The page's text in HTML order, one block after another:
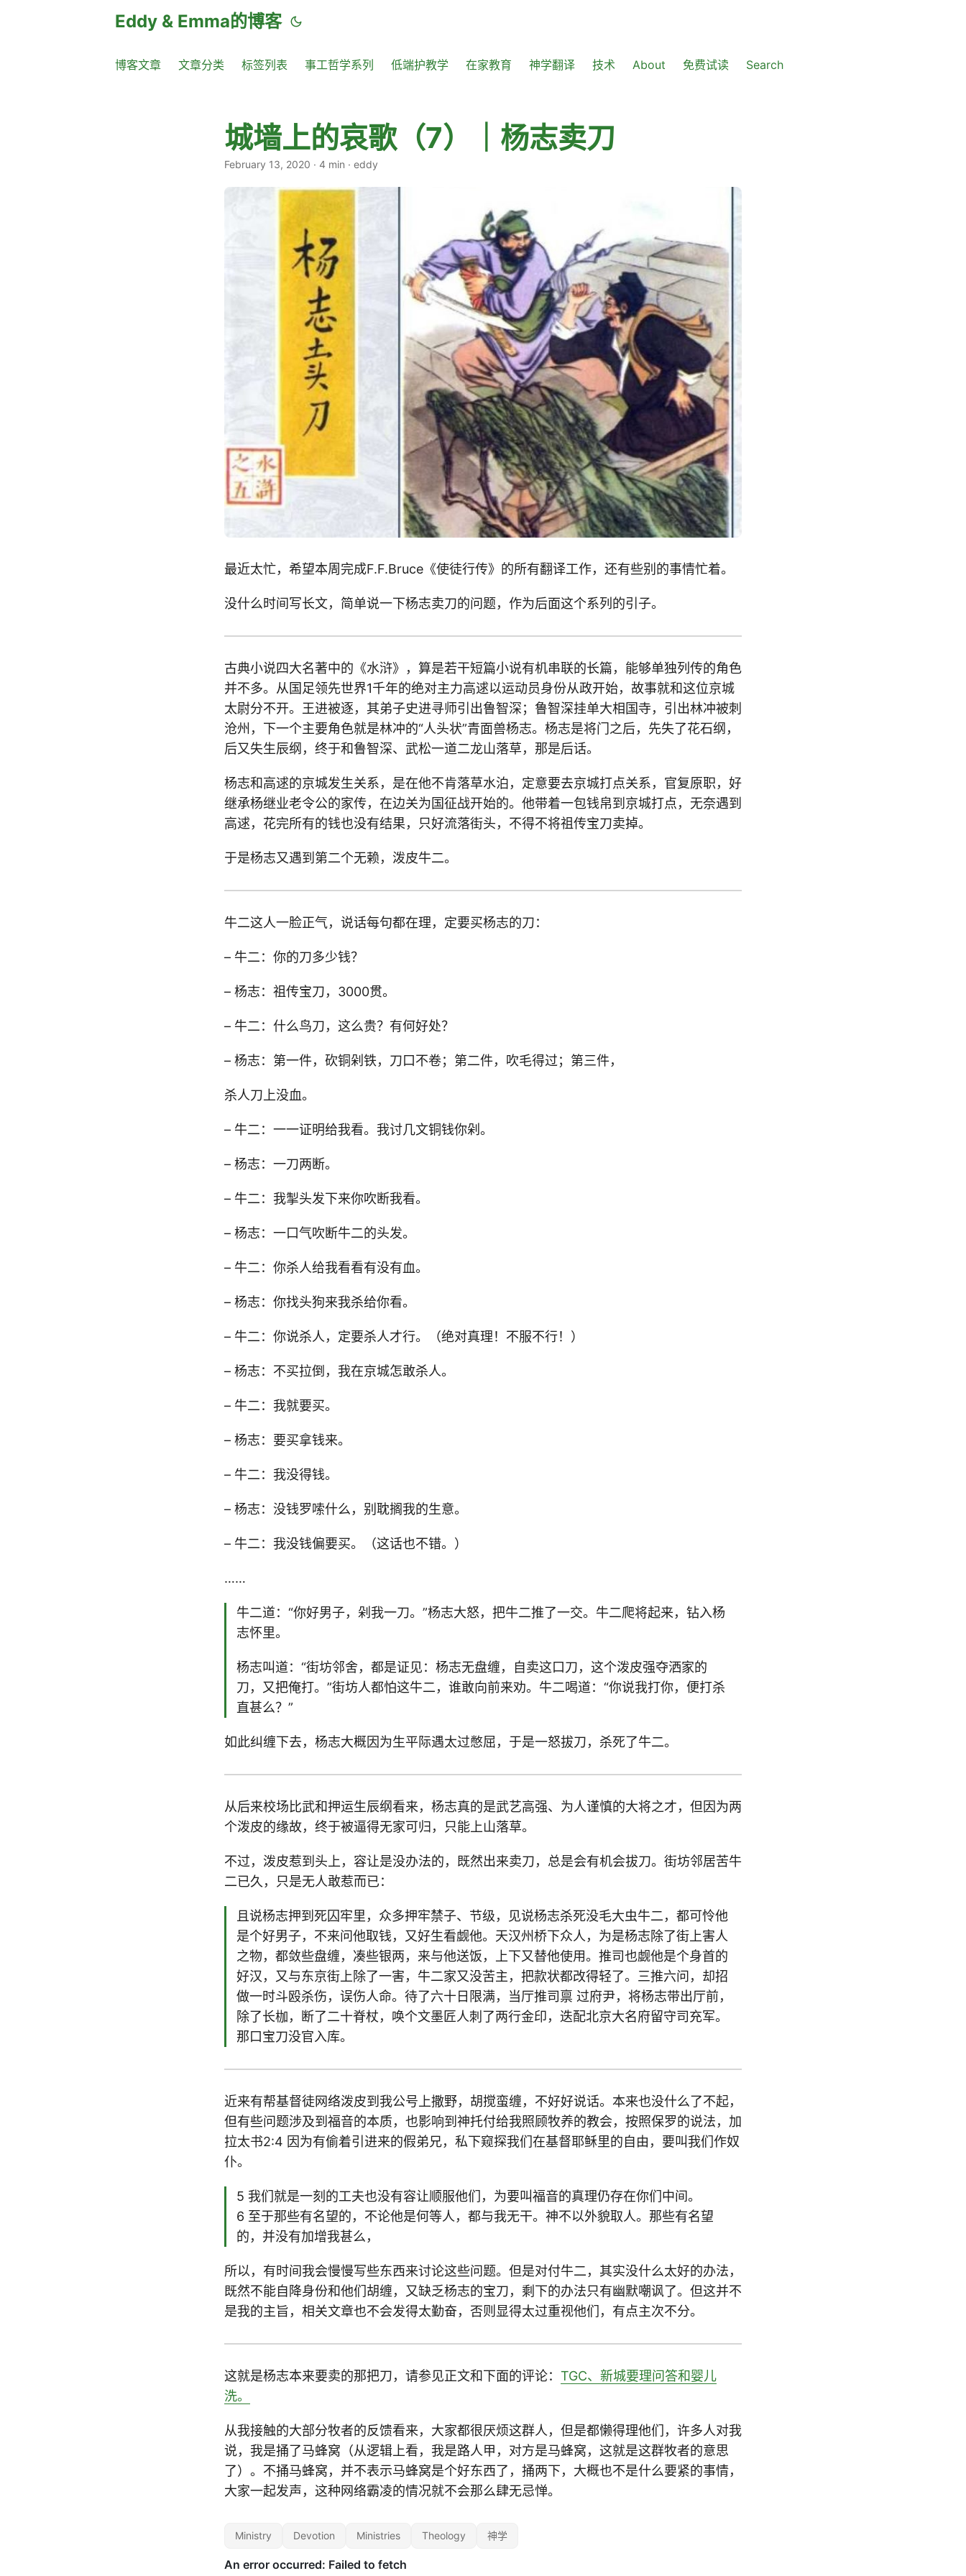
Eddy & Emma的博客
博客文章 文章分类 标签列表 事工哲学系列 低端护教学 在家教育 神学翻译 技术 About 免费试读 Search
城墙上的哀歌（7）｜杨志卖刀
February 13, 2020 · 4 min · eddy
最近太忙，希望本周完成F.F.Bruce《使徒行传》的所有翻译工作，还有些别的事情忙着。
没什么时间写长文，简单说一下杨志卖刀的问题，作为后面这个系列的引子。
古典小说四大名著中的《水浒》，算是若干短篇小说有机串联的长篇，能够单独列传的角色
并不多。从国足领先世界1千年的绝对主力高逑以运动员身份从政开始，故事就和这位京城
太尉分不开。王进被逐，其弟子史进寻师引出鲁智深；鲁智深挂单大相国寺，引出林冲被刺
沧州，下一个主要角色就是林冲的“人头状”青面兽杨志。杨志是将门之后，先失了花石纲，
后又失生辰纲，终于和鲁智深、武松一道二龙山落草，那是后话。
杨志和高逑的京城发生关系，是在他不肯落草水泊，定意要去京城打点关系，官复原职，好
继承杨继业老令公的家传，在边关为国征战开始的。他带着一包钱帛到京城打点，无奈遇到
高逑，花完所有的钱也没有结果，只好流落街头，不得不将祖传宝刀卖掉。
于是杨志又遇到第二个无赖，泼皮牛二。
牛二这人一脸正气，说话每句都在理，定要买杨志的刀：
– 牛二：你的刀多少钱？
– 杨志：祖传宝刀，3000贯。
– 牛二：什么鸟刀，这么贵？有何好处？
– 杨志：第一件，砍铜剁铁，刀口不卷；第二件，吹毛得过；第三件，
杀人刀上没血。
– 牛二：一一证明给我看。我讨几文铜钱你剁。
– 杨志：一刀两断。
– 牛二：我掣头发下来你吹断我看。
– 杨志：一口气吹断牛二的头发。
– 牛二：你杀人给我看看有没有血。
– 杨志：你找头狗来我杀给你看。
– 牛二：你说杀人，定要杀人才行。（绝对真理！不服不行！）
– 杨志：不买拉倒，我在京城怎敢杀人。
– 牛二：我就要买。
– 杨志：要买拿钱来。
– 牛二：我没得钱。
– 杨志：没钱罗嗦什么，别耽搁我的生意。
– 牛二：我没钱偏要买。（这话也不错。）
……
牛二道：“你好男子，剁我一刀。”杨志大怒，把牛二推了一交。牛二爬将起来，钻入杨
志怀里。
杨志叫道：“街坊邻舍，都是证见：杨志无盘缠，自卖这口刀，这个泼皮强夺洒家的
刀，又把俺打。”街坊人都怕这牛二，谁敢向前来劝。牛二喝道：“你说我打你，便打杀
直甚么？”
如此纠缠下去，杨志大概因为生平际遇太过憋屈，于是一怒拔刀，杀死了牛二。
从后来校场比武和押运生辰纲看来，杨志真的是武艺高强、为人谨慎的大将之才，但因为两
个泼皮的缘故，终于被逼得无家可归，只能上山落草。
不过，泼皮惹到头上，容让是没办法的，既然出来卖刀，总是会有机会拔刀。街坊邻居苦牛
二已久，只是无人敢惹而已：
且说杨志押到死囚牢里，众多押牢禁子、节级，见说杨志杀死没毛大虫牛二，都可怜他
是个好男子，不来问他取钱，又好生看觑他。天汉州桥下众人，为是杨志除了街上害人
之物，都敛些盘缠，凑些银两，来与他送饭，上下又替他使用。推司也觑他是个身首的
好汉，又与东京街上除了一害，牛二家又没苦主，把款状都改得轻了。三推六问，却招
做一时斗殴杀伤，误伤人命。待了六十日限满，当厅推司禀 过府尹，将杨志带出厅前，
除了长枷，断了二十脊杖，唤个文墨匠人刺了两行金印，迭配北京大名府留守司充军。
那口宝刀没官入库。
近来有帮基督徒网络泼皮到我公号上撒野，胡搅蛮缠，不好好说话。本来也没什么了不起，
但有些问题涉及到福音的本质，也影响到神托付给我照顾牧养的教会，按照保罗的说法，加
拉太书2:4 因为有偷着引进来的假弟兄，私下窥探我们在基督耶稣里的自由，要叫我们作奴
仆。
5 我们就是一刻的工夫也没有容让顺服他们，为要叫福音的真理仍存在你们中间。
6 至于那些有名望的，不论他是何等人，都与我无干。神不以外貌取人。那些有名望
的，并没有加增我甚么，
所以，有时间我会慢慢写些东西来讨论这些问题。但是对付牛二，其实没什么太好的办法，
既然不能自降身份和他们胡缠，又缺乏杨志的宝刀，剩下的办法只有幽默嘲讽了。但这并不
是我的主旨，相关文章也不会发得太勤奋，否则显得太过重视他们，有点主次不分。
这就是杨志本来要卖的那把刀，请参见正文和下面的评论： TGC、新城要理问答和婴儿
洗。
从我接触的大部分牧者的反馈看来，大家都很厌烦这群人，但是都懒得理他们，许多人对我
说，我是捅了马蜂窝（从逻辑上看，我是路人甲，对方是马蜂窝，这就是这群牧者的意思
了）。不捅马蜂窝，并不表示马蜂窝是个好东西了，捅两下，大概也不是什么要紧的事情，
大家一起发声，这种网络霸凌的情况就不会那么肆无忌惮。
Ministry Devotion Ministries Theology 神学